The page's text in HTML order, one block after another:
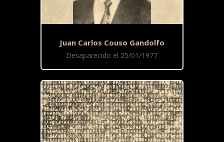
Juan Carlos Couso Gandolfo
Desaparecido el 25/01/1977